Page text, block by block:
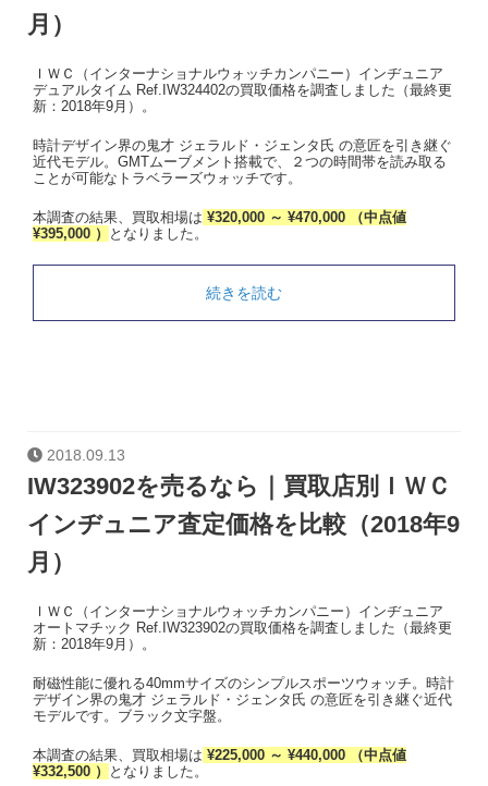
月）
ＩＷＣ（インターナショナルウォッチカンパニー）インヂュニア
デュアルタイム Ref.IW324402の買取価格を調査しました（最終更
新：2018年9月）。
時計デザイン界の鬼才 ジェラルド・ジェンタ氏 の意匠を引き継ぐ
近代モデル。GMTムーブメント搭載で、２つの時間帯を読み取る
ことが可能なトラベラーズウォッチです。
本調査の結果、買取相場は ¥320,000 ～ ¥470,000 （中点値
¥395,000 ）
となりました。
続きを読む
2018.09.13
IW323902を売るなら｜買取店別ＩＷＣ
インヂュニア査定価格を比較（2018年9
月）
ＩＷＣ（インターナショナルウォッチカンパニー）インヂュニア
オートマチック Ref.IW323902の買取価格を調査しました（最終更
新：2018年9月）。
耐磁性能に優れる40mmサイズのシンプルスポーツウォッチ。時計
デザイン界の鬼才 ジェラルド・ジェンタ氏 の意匠を引き継ぐ近代
モデルです。ブラック文字盤。
本調査の結果、買取相場は ¥225,000 ～ ¥440,000 （中点値
¥332,500 ）
となりました。